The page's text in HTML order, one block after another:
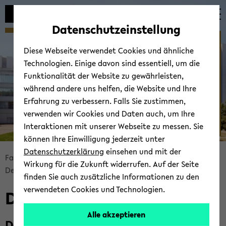
Automatische
vermeiden
zum
wechseln
zum
wechseln
zum
wechseln
Bread­
crumb
sprin­
gen
und
Fa­kul­tät für Ma­the­ma­tik
Fa­kul­tät
De­ka­nat und Ver­wal­tung
© Uni­ver­si­tät Bie­le­feld
De­ka­nat und Ver­wal­tung
Datenschutzeinstellung
Diese Webseite verwendet Cookies und ähnliche
Technologien. Einige davon sind essentiell, um die
Funktionalität der Website zu gewährleisten,
während andere uns helfen, die Website und Ihre
Erfahrung zu verbessern. Falls Sie zustimmen,
verwenden wir Cookies und Daten auch, um Ihre
Interaktionen mit unserer Webseite zu messen. Sie
können Ihre Einwilligung jederzeit unter
Datenschutzerklärung einsehen und mit der
Wirkung für die Zukunft widerrufen. Auf der Seite
finden Sie auch zusätzliche Informationen zu den
verwendeten Cookies und Technologien.
Alle akzeptieren